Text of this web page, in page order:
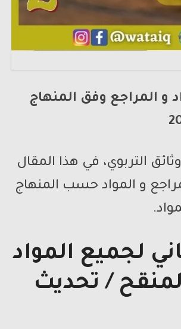
و المراجع وفق المنهاج
التربوي، في هذا المقال
و المواد حسب المنهاج
لجميع المواد
/ تحديث